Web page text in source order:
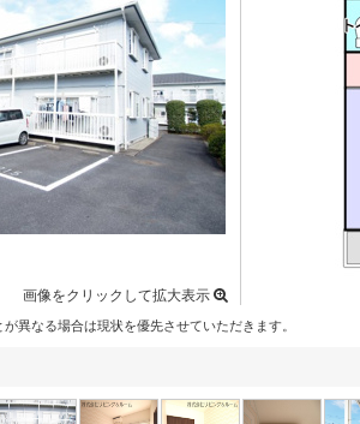
画像をクリックして拡大表示
異なる場合は現状を優先させていただきます。